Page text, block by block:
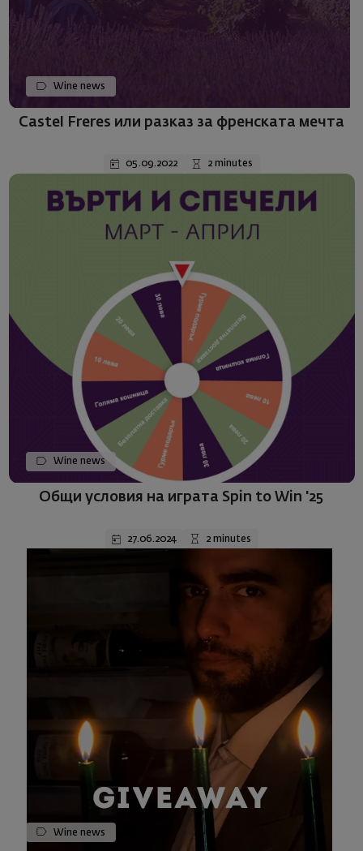
Wine news
Castel Freres или разказ за френската мечта
05.09.2022 2 minutes
Wine news
Общи условия на играта Spin to Win '25
27.06.2024 2 minutes
Wine news